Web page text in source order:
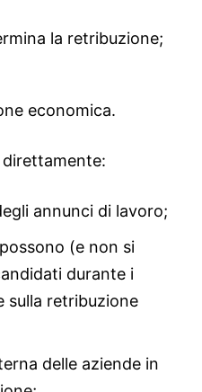
la retribuzione;
economica.
annunci di lavoro;
(e non si
durante i
sulla retribuzione
delle aziende in